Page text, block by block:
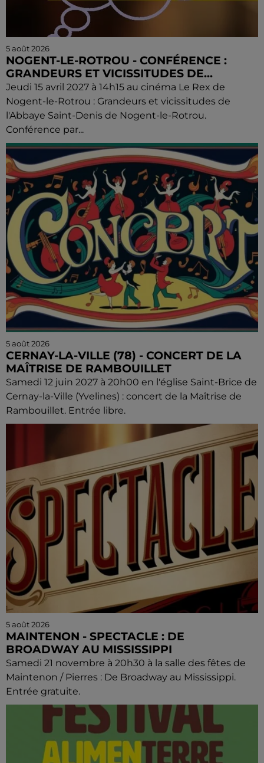
5 août 2026
NOGENT-LE-ROTROU - CONFÉRENCE :
GRANDEURS ET VICISSITUDES DE...
Jeudi 15 avril 2027 à 14h15 au cinéma Le Rex de
Nogent-le-Rotrou : Grandeurs et vicissitudes de
l'Abbaye Saint-Denis de Nogent-le-Rotrou.
Conférence par...
5 août 2026
CERNAY-LA-VILLE (78) - CONCERT DE LA
MAÎTRISE DE RAMBOUILLET
Samedi 12 juin 2027 à 20h00 en l'église Saint-Brice de
Cernay-la-Ville (Yvelines) : concert de la Maîtrise de
Rambouillet. Entrée libre.
5 août 2026
MAINTENON - SPECTACLE : DE
BROADWAY AU MISSISSIPPI
Samedi 21 novembre à 20h30 à la salle des fêtes de
Maintenon / Pierres : De Broadway au Mississippi.
Entrée gratuite.